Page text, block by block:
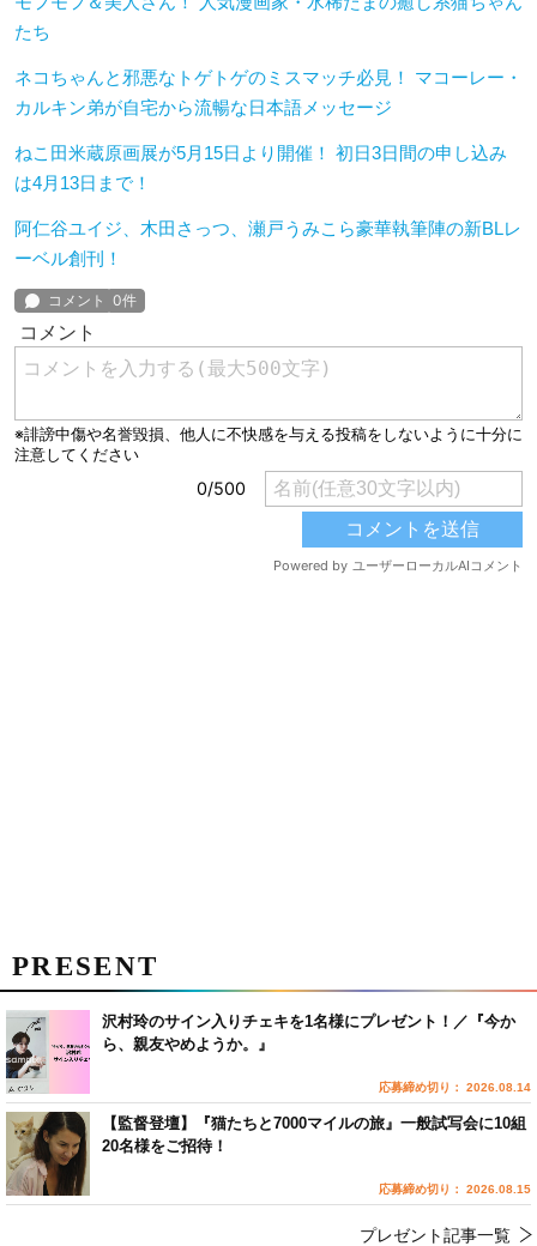
たち
ネコちゃんと邪悪なトゲトゲのミスマッチ必見！ マコーレー・
カルキン弟が自宅から流暢な日本語メッセージ
ねこ田米蔵原画展が5月15日より開催！ 初日3日間の申し込み
は4月13日まで！
阿仁谷ユイジ、木田さっつ、瀬戸うみこら豪華執筆陣の新BLレ
ーベル創刊！
PRESENT
沢村玲のサイン入りチェキを1名様にプレゼント！／『今か
ら、親友やめようか。』
応募締め切り： 2026.08.14
【監督登壇】『猫たちと7000マイルの旅』一般試写会に10組
20名様をご招待！
応募締め切り： 2026.08.15
プレゼント記事一覧